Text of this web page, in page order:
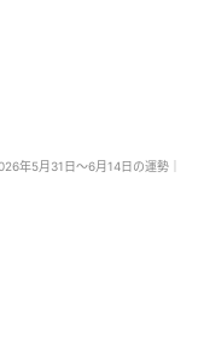
年5月31日～6月14日の運勢｜